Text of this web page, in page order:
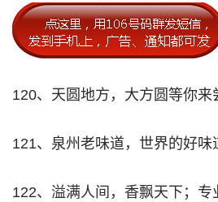
120、天圆地方，大方圆等你来
121、泉州老味道，世界的好味
122、溢满人间，香飘天下；专